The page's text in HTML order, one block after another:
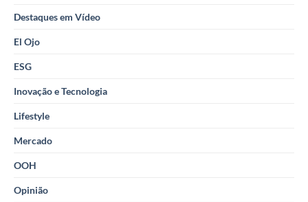
Destaques em Vídeo
El Ojo
ESG
Inovação e Tecnologia
Lifestyle
Mercado
OOH
Opinião